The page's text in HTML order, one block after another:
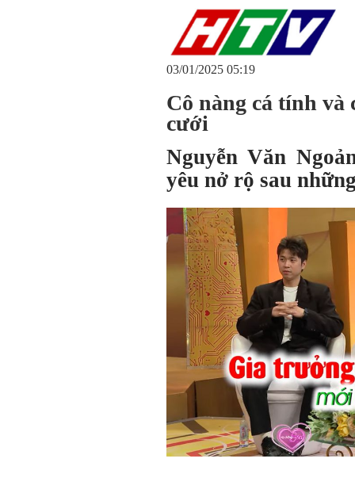
03/01/2025 05:19
Cô nàng cá tính
cưới
Nguyễn Văn
yêu nở rộ sau